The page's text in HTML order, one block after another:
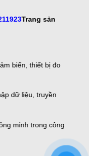
Trang sản
biến, thiết bị đo
dữ liệu, truyền
minh trong công